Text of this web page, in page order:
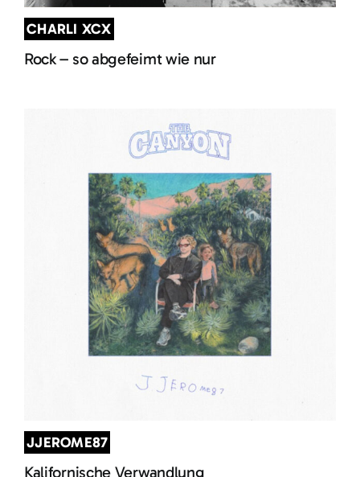
CHARLI XCX
Rock – so abgefeimt wie nur
JJEROME87
Kalifornische Verwandlung